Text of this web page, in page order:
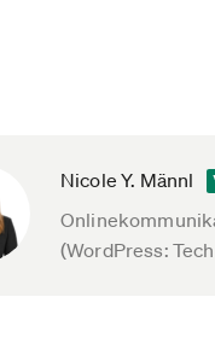
Nicole Y. Männl
(WordPress: